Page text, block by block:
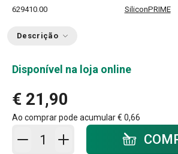
629410.00
SiliconPRIME
Descrição
Disponível na loja online
€ 21,90
Ao comprar pode acumular€ 0,66
Adicionar ao carrinho - quantidade